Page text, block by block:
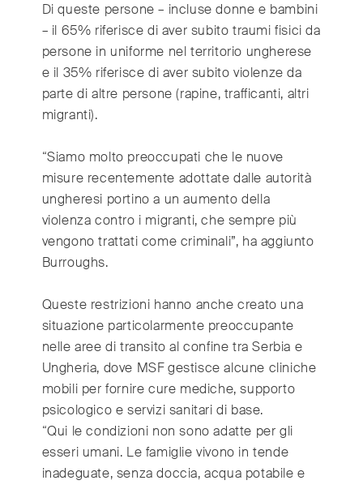
Di queste persone – incluse donne e bambini
– il 65% riferisce di aver subito traumi fisici da
persone in uniforme nel territorio ungherese
e il 35% riferisce di aver subito violenze da
parte di altre persone (rapine, trafficanti, altri
migranti).
“Siamo molto preoccupati che le nuove
misure recentemente adottate dalle autorità
ungheresi portino a un aumento della
violenza contro i migranti, che sempre più
vengono trattati come criminali”, ha aggiunto
Burroughs.
Queste restrizioni hanno anche creato una
situazione particolarmente preoccupante
nelle aree di transito al confine tra Serbia e
Ungheria, dove MSF gestisce alcune cliniche
mobili per fornire cure mediche, supporto
psicologico e servizi sanitari di base.
“Qui le condizioni non sono adatte per gli
esseri umani. Le famiglie vivono in tende
inadeguate, senza doccia, acqua potabile e